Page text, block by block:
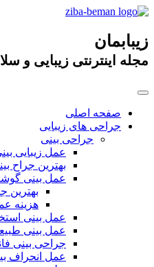
زیبابمان
مجله اینترنتی زیبایی و
صفحه اصلی
جراحی های زیبایی
جراحی بینی
عمل زیبایی
بهترین جراح
عمل بینی
بهترین
هزینه
عمل بینی
عمل بینی
جراحی بینی
عمل انحراف